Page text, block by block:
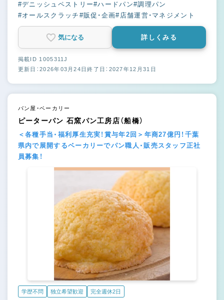
#デニッシュペストリー#ハードパン#調理パン
#オールスクラッチ #販促・企画#店舗運営・マネジメント
気になる 詳しくみる
掲載ID 1005311J
更新日：2026年03月24日終了日：2027年12月31日
パン屋・ベーカリー
ピーターパン 石窯パン工房店（船橋）
＜各種手当・福利厚生充実！賞与年2回＞年商27億円！千葉
県内で展開するベーカリーでパン職人・販売スタッフ正社
員募集！
学歴不問 独立希望歓迎 完全週休2日